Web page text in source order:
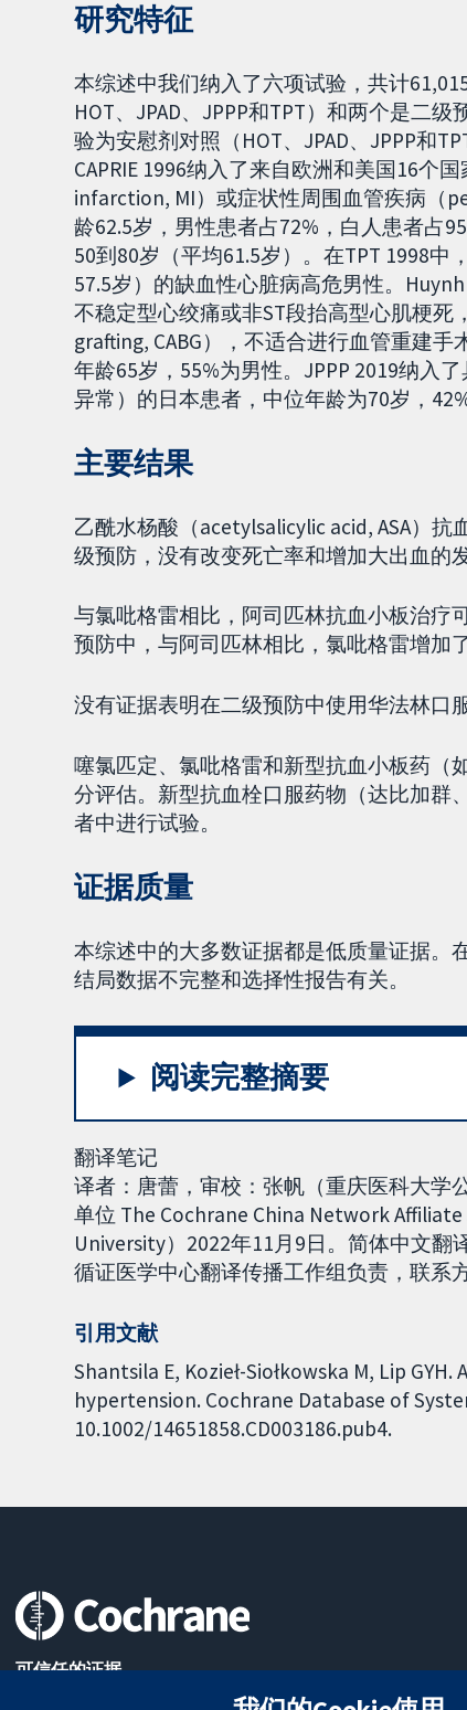
研究特征
本综述中我们纳入了六项试验，共计
HOT、JPAD、JPPP和TPT）和两个是二
验为安慰剂对照（HOT、JPAD、JPPP和
CAPRIE 1996纳入了来自欧洲和美国16个
infarction, MI）或症状性周围血管疾病（
龄62.5岁，男性患者占72%，白人患者占
50到80岁（平均61.5岁）。在TPT 1998
57.5岁）的缺血性心脏病高危男性。
不稳定型心绞痛或非ST段抬高型心肌梗
grafting, CABG），不适合进行血管重建
年龄65岁，55%为男性。JPPP 2019纳入
异常）的日本患者，中位年龄为70岁，
主要结果
乙酰水杨酸（acetylsalicylic acid, ASA）
级预防，没有改变死亡率和增加大出血的
与氯吡格雷相比，阿司匹林抗血小板治疗
预防中，与阿司匹林相比，氯吡格雷增加
没有证据表明在二级预防中使用华法林口
噻氯匹定、氯吡格雷和新型抗血小板药（
分评估。新型抗血栓口服药物（达比加群
者中进行试验。
证据质量
本综述中的大多数证据都是低质量证据。
结局数据不完整和选择性报告有关。
阅读完整摘要
翻译笔记
译者：唐蕾，审校：张帆（重庆医科大学
单位 The Cochrane China Network
University）2022年11月9日。简体中文
循证医学中心翻译传播工作组负责，联系
引用文献
Shantsila E, Kozieł-Siołkowska M, Lip
hypertension. Cochrane Database of
10.1002/14651858.CD003186.pub4.
可信任的证据